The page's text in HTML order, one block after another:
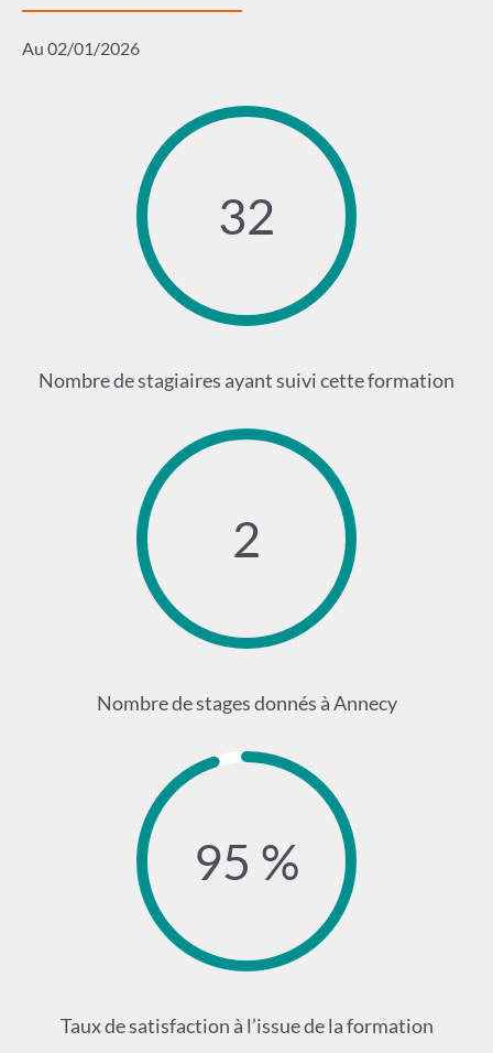
Au 02/01/2026
32
Nombre de stagiaires ayant suivi cette formation
2
Nombre de stages donnés à Annecy
95 %
Taux de satisfaction à l’issue de la formation